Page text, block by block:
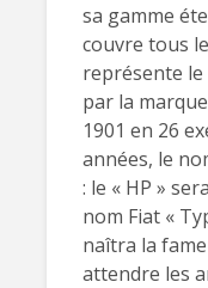
sa gamme
couvre tous
représente
par la
1901 en 26
années, le
: le « HP »
nom Fiat «
naîtra la
attendre les